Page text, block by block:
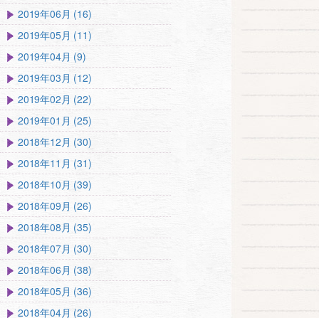
2019年06月 (16)
2019年05月 (11)
2019年04月 (9)
2019年03月 (12)
2019年02月 (22)
2019年01月 (25)
2018年12月 (30)
2018年11月 (31)
2018年10月 (39)
2018年09月 (26)
2018年08月 (35)
2018年07月 (30)
2018年06月 (38)
2018年05月 (36)
2018年04月 (26)